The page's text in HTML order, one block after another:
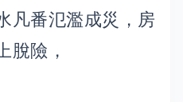
凡番氾濫成災，房
脫險，